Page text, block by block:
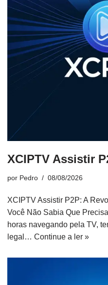
XCIPTV Assistir
por Pedro 08/08/2026
XCIPTV Assistir P2P: A
Você Não Sabia Que
horas navegando pela TV,
legal… Continue a ler »